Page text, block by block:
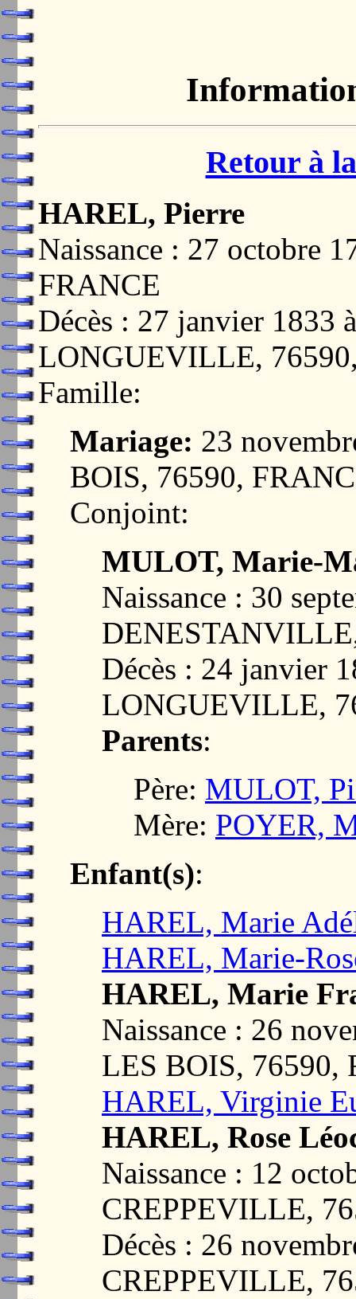
Retour à
HAREL, Pierre
Naissance : 27 octobre
FRANCE
Décès : 27 janvier 1833
LONGUEVILLE,
Famille:
Mariage: 23
BOIS, 76590,
Conjoint:
MULOT, Marie-
Naissance : 30
Décès : 24 janvier
LONGUEVILLE,
Parents:
Père: MULOT,
Mère: POYER,
Enfant(s):
HAREL, Marie
HAREL, Marie-
HAREL, Marie
Naissance : 26
LES BOIS, 76590,
HAREL, Virginie
HAREL, Rose
Naissance : 12
CREPPEVILLE,
Décès : 26
CREPPEVILLE,